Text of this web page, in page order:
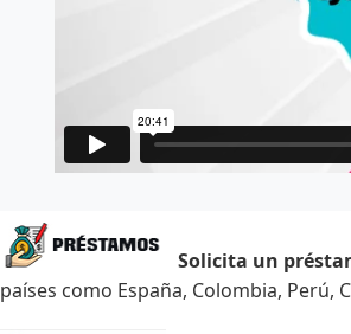
Solicita un
países como España, Colombia, Perú,